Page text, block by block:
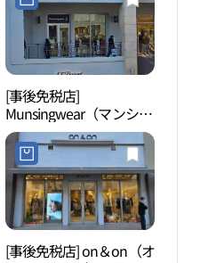
[事後免税店]
Munsingwear（マンシン
グウェア）・ロッテプレ
ミアムアウトレットキム
ヘ（金海）店(먼싱웨어
롯데프리미엄아울렛 김
해점)
[事後免税店] on＆on（オ